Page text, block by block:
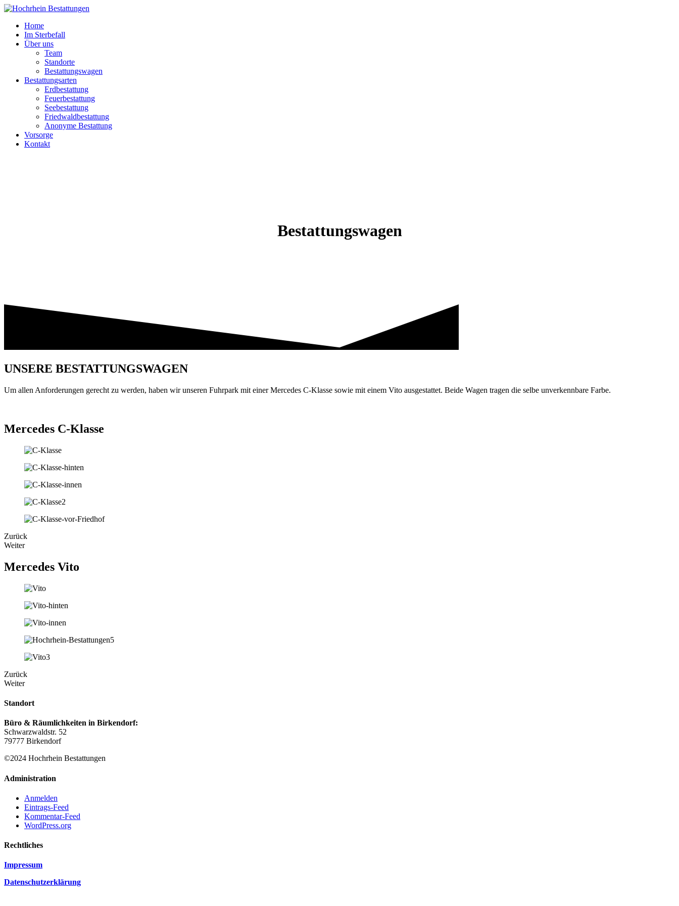
Zum
springenHome
Im Sterbefall
Über uns
Team
Standorte
Bestattungswagen
Bestattungsarten
Erdbestattung
Feuerbestattung
Seebestattung
Friedwaldbestattung
Anonyme Bestattung
Vorsorge
Kontakt
Bestattungswagen
UNSERE BESTATTUNGSWAGEN
Um allen Anforderungen gerecht zu werden, haben wir unseren Fuhrpark mit einer Mercedes C-Klasse sowie mit einem Vito ausgestattet. Beide Wagen tragen die selbe unverkennbare Farbe.
Mercedes C-Klasse
Zurück
Weiter
Mercedes Vito
Zurück
Weiter
Standort
Büro & Räumlichkeiten in Birkendorf:
Schwarzwaldstr. 52
79777 Birkendorf
©2024 Hochrhein Bestattungen
Administration
Anmelden
Eintrags-Feed
Kommentar-Feed
WordPress.org
Rechtliches
Impressum
Datenschutzerklärung